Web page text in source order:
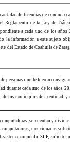
de licencias de conducir
Reglamento de la Ley de
a cada uno de los
la información a este sujeto
del Estado de Coahuila de
personas que le fueron
durante cada uno de los años
de los municipios de la entidad,
se cuentan y
computadoras, mencionadas
sistema conocido SIIF,